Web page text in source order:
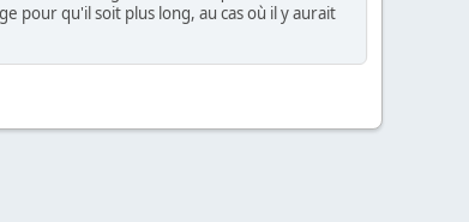
pour qu'il soit plus long, au cas où il y aurait